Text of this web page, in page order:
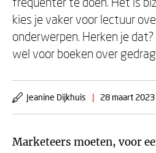
kies je vaker voor lectuur
onderwerpen. Herken je
wel voor boeken over
Jeanine Dijkhuis | 28 maart 2023
Marketeers moeten, voor